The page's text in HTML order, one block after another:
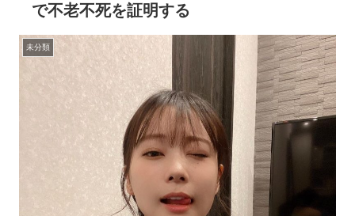
で不老不死を証明する
未分類